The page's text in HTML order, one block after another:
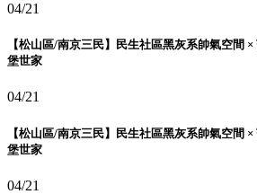
04/21
【松山區/南京三民】民生社區黑灰系帥氣空間
堡世家
04/21
【松山區/南京三民】民生社區黑灰系帥氣空間
堡世家
04/21